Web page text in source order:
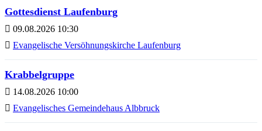
Gottesdienst Laufenburg
09.08.2026 10:30
Evangelische Versöhnungskirche Laufenburg
Krabbelgruppe
14.08.2026 10:00
Evangelisches Gemeindehaus Albbruck